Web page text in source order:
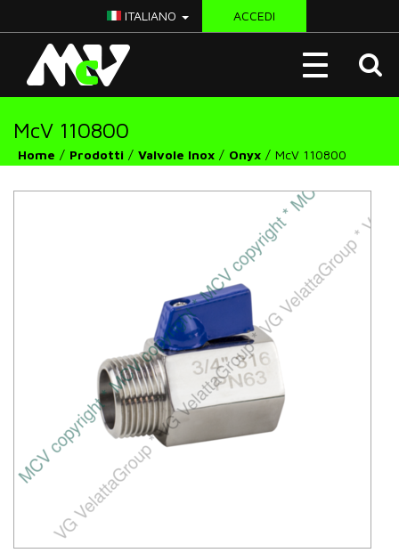
ITALIANO ACCEDI
Toggle
navigation
McV 110800
Home Prodotti Valvole Inox Onyx McV 110800